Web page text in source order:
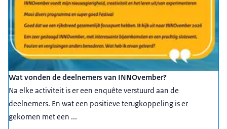
Wat vonden de deelnemers van INNOvember?
Na elke activiteit is er een enquête verstuurd aan de
deelnemers. En wat een positieve terugkoppeling is er
gekomen met een ...